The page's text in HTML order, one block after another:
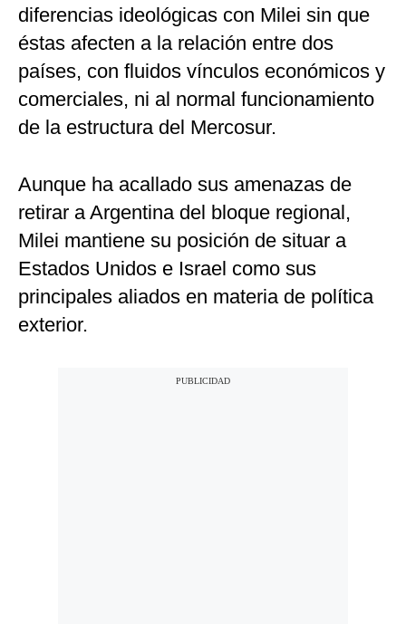
diferencias ideológicas con Milei sin que
éstas afecten a la relación entre dos
países, con fluidos vínculos económicos y
comerciales, ni al normal funcionamiento
de la estructura del Mercosur.
Aunque ha acallado sus amenazas de
retirar a Argentina del bloque regional,
Milei mantiene su posición de situar a
Estados Unidos e Israel como sus
principales aliados en materia de política
exterior.